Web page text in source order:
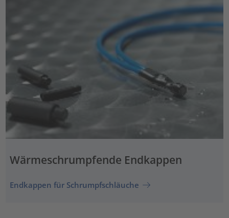
Wärmeschrumpfende Endkappen
Endkappen für Schrumpfschläuche